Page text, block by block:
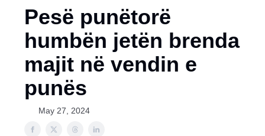
Pesë punëtorë
humbën jetën brenda
majit në vendin e
punës
May 27, 2024